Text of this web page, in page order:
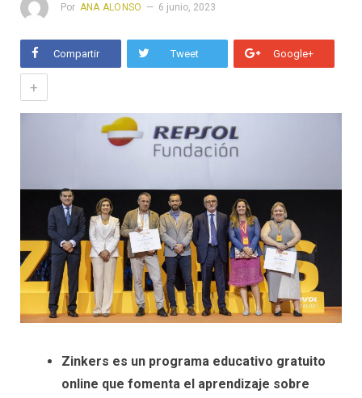
Por ANA ALONSO 6 junio, 2023
Compartir Tweet Google+
+
Zinkers es un programa educativo gratuito
online que fomenta el aprendizaje sobre